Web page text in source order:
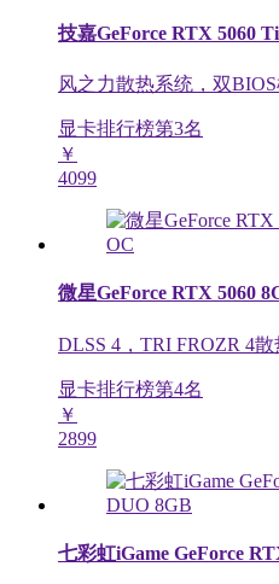
技嘉GeForce RTX 5060
风之力散热系统，双
显卡排行榜第3名
￥
4099
微星GeForce RTX 5060
DLSS 4，TRI FROZR 4
显卡排行榜第4名
￥
2899
七彩虹iGame GeForce